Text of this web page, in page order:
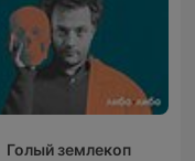
Голый землекоп